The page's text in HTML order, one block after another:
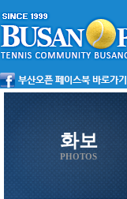
화보
PHOTOS